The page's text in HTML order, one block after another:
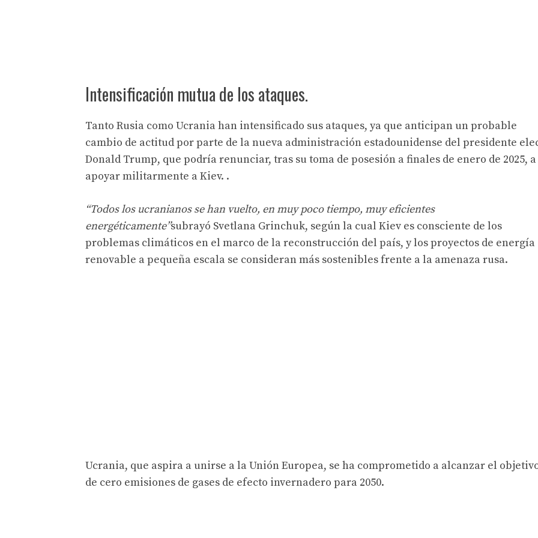
Intensificación mutua de los ataques.
Tanto Rusia como Ucrania han intensificado sus ataques, ya que anticipan un probable
cambio de actitud por parte de la nueva administración estadounidense del presidente
Donald Trump, que podría renunciar, tras su toma de posesión a finales de enero de 2025, a
apoyar militarmente a Kiev. .
“Todos los ucranianos se han vuelto, en muy poco tiempo, muy eficientes
energéticamente”subrayó Svetlana Grinchuk, según la cual Kiev es consciente de los
problemas climáticos en el marco de la reconstrucción del país, y los proyectos de energía
renovable a pequeña escala se consideran más sostenibles frente a la amenaza rusa.
Ucrania, que aspira a unirse a la Unión Europea, se ha comprometido a alcanzar el
de cero emisiones de gases de efecto invernadero para 2050.